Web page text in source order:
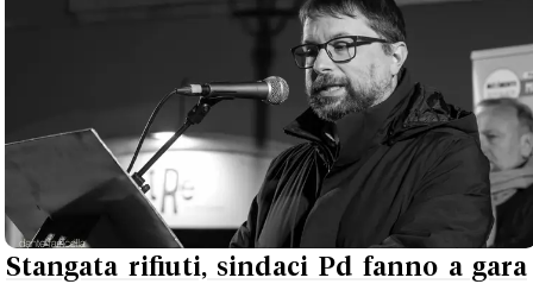
Stangata rifiuti, sindaci Pd fanno a gara